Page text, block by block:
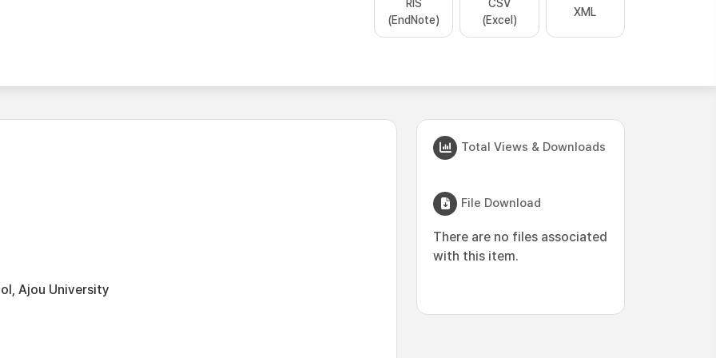
RIS
(EndNote)
CSV
(Excel)
XML
Ajou University
Total Views & Downloads
File Download
There are no files associated
with this item.